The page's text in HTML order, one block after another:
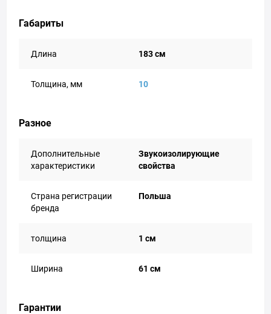
Габариты
Длина 183 см
Толщина, мм 10
Разное
Дополнительные
характеристики
Звукоизолирующие
свойства
Страна регистрации
бренда
Польша
толщина 1 см
Ширина 61 см
Гарантии